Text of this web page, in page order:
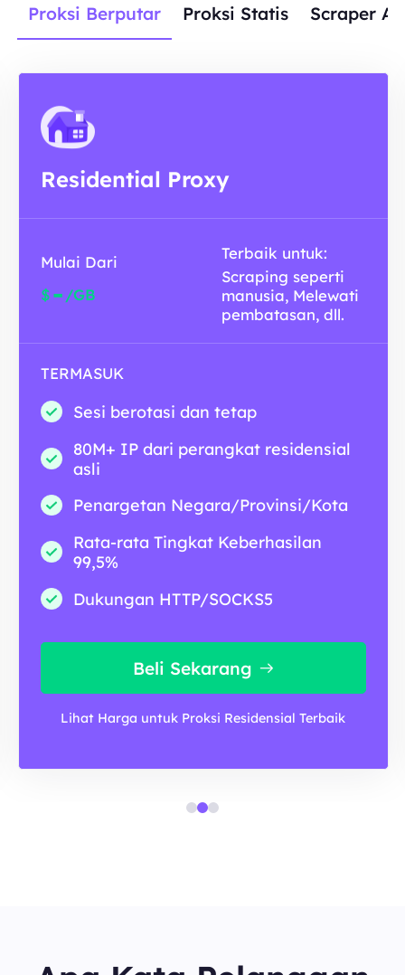
Proksi Berputar Proksi Statis Scraper
Residential Proxy
Mulai Dari
$-/GB
Terbaik untuk:
Scraping seperti
manusia, Melewati
pembatasan, dll.
TERMASUK
Sesi berotasi dan tetap
80M+ IP dari perangkat residensial
asli
Penargetan Negara/Provinsi/Kota
Rata-rata Tingkat Keberhasilan
99,5%
Dukungan HTTP/SOCKS5
Beli Sekarang
Lihat Harga untuk Proksi Residensial Terbaik